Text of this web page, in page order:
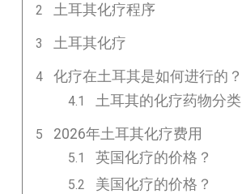
土耳其化疗程序
土耳其化疗
化疗在土耳其是如何进行的？
土耳其的化疗药物分类
2026年土耳其化疗费用
英国化疗的价格？
美国化疗的价格？